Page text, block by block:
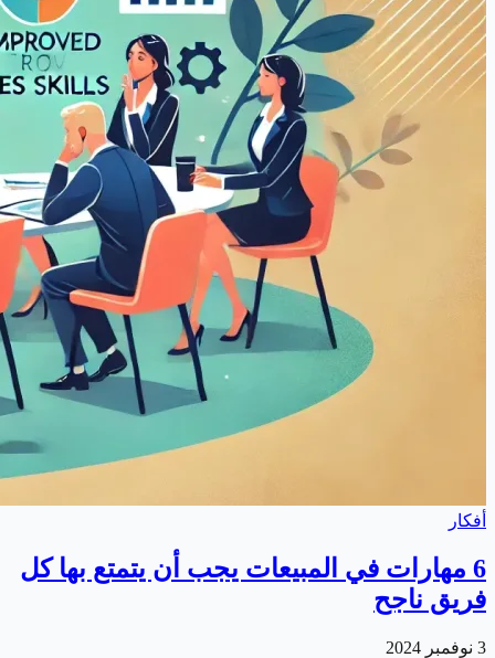
أفكار
6 مهارات في المبيعات يجب أن يتمتع بها كل
فريق ناجح
3 نوفمبر 2024